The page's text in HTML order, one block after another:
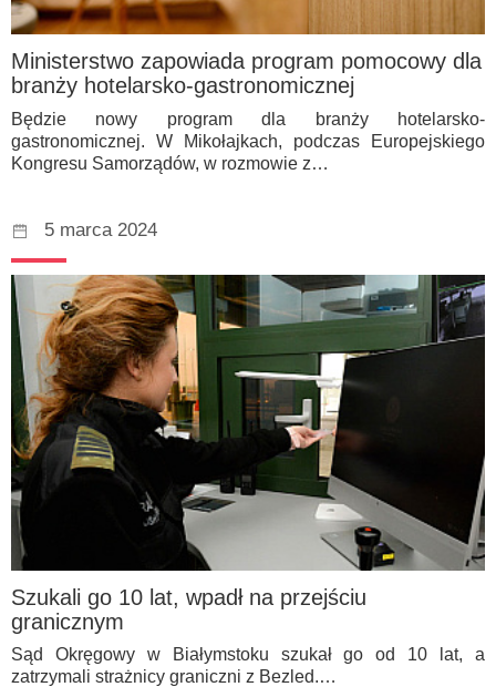
Ministerstwo zapowiada program pomocowy dla
branży hotelarsko-gastronomicznej
Będzie nowy program dla branży hotelarsko-
gastronomicznej. W Mikołajkach, podczas Europejskiego
Kongresu Samorządów, w rozmowie z…
5 marca 2024
Szukali go 10 lat, wpadł na przejściu
granicznym
Sąd Okręgowy w Białymstoku szukał go od 10 lat, a
zatrzymali strażnicy graniczni z Bezled.…